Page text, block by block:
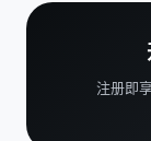
注册即